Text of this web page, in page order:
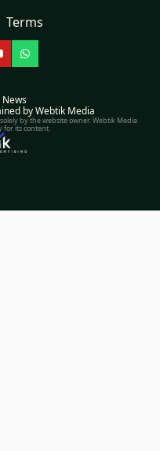
Terms
WhatsApp
News
by Webtik Media
by the website owner. Webtik Media
for its content.